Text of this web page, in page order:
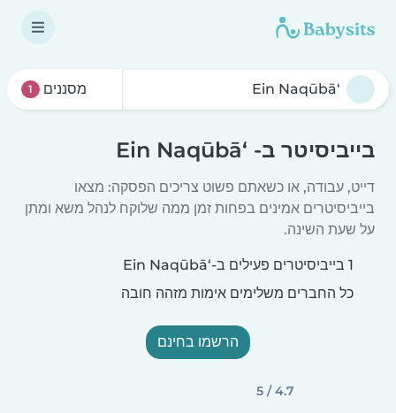
מסננים 1
בייביסיטר ב- ‘Ein Naqūbā
דייט, עבודה, או כשאתם פשוט צריכים הפסקה: מצאו
בייביסיטרים אמינים בפחות זמן ממה שלוקח לנהל משא ומתן
על שעת השינה.
1 בייביסיטרים פעילים ב-‘Ein Naqūbā
כל החברים משלימים אימות מזהה חובה
הרשמו בחינם
4.7 / 5